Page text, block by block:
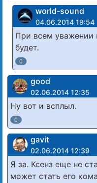
world-sound
04.06.2014 19:54
При всем уважении
будет.
0
good
02.06.2014 12:35
Ну вот и всплыл.
0
gavit
02.06.2014 12:39
Я за. Ксенз еще не
может стать его